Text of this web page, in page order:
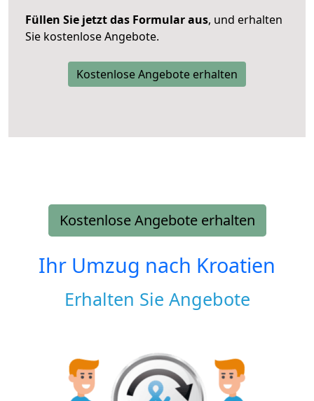
Füllen Sie jetzt das Formular aus, und erhalten
Sie kostenlose Angebote.
Kostenlose Angebote erhalten
Kostenlose Angebote erhalten
Ihr Umzug nach Kroatien
Erhalten Sie Angebote